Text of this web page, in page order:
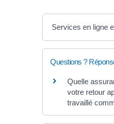
Services en ligne
Questions ?
Quelle
votre retour
travaillé